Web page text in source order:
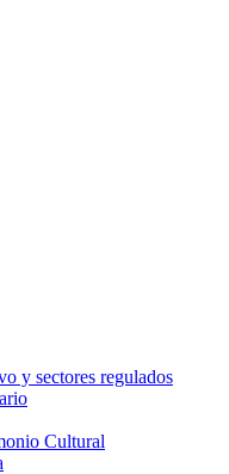
y sectores regulados
Cultural